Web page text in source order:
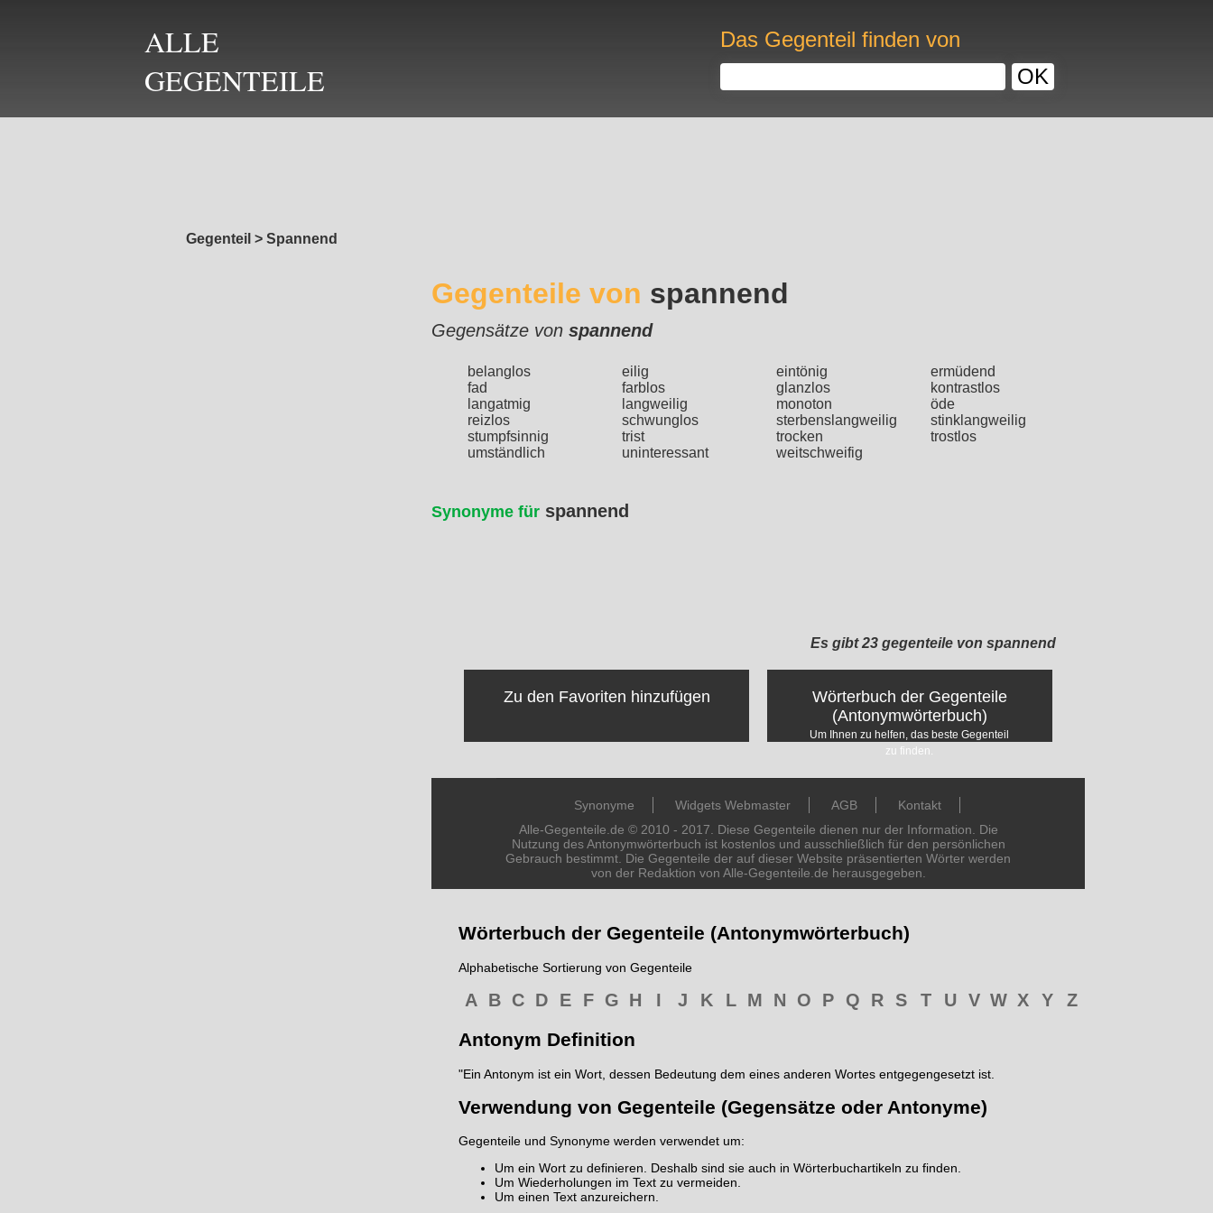
ALLE
GEGENTEILE
Das Gegenteil finden von
OK
Gegenteil > Spannend
Gegenteile von spannend
Gegensätze von spannend
belanglos eilig eintönig
ermüdend
fad
farblos glanzlos
kontrastlos
langatmig
langweilig monoton
öde
reizlos
schwunglos sterbenslangweilig
stinklangweilig
stumpfsinnig
trist trocken
trostlos
umständlich
uninteressant weitschweifig
Synonyme für spannend
Es gibt 23 gegenteile von spannend
Zu den Favoriten hinzufügen
Wörterbuch der Gegenteile
(Antonymwörterbuch)
Um Ihnen zu helfen, das beste Gegenteil
zu finden.
Synonyme Widgets Webmaster AGB
Kontakt
Alle-Gegenteile.de © 2010 - 2017. Diese Gegenteile dienen nur der Information. Die
Nutzung des Antonymwörterbuch ist kostenlos und ausschließlich für den persönlichen
Gebrauch bestimmt. Die Gegenteile der auf dieser Website präsentierten Wörter werden
von der Redaktion von Alle-Gegenteile.de herausgegeben.
Wörterbuch der Gegenteile (Antonymwörterbuch)
Alphabetische Sortierung von Gegenteile
A B C D E F G H I J K L M N O P Q R S T U V W X Y Z
Antonym Definition
"Ein Antonym ist ein Wort, dessen Bedeutung dem eines anderen Wortes entgegengesetzt ist.
Verwendung von Gegenteile (Gegensätze oder Antonyme)
Gegenteile und Synonyme werden verwendet um:
Um ein Wort zu definieren. Deshalb sind sie auch in Wörterbuchartikeln zu finden.
Um Wiederholungen im Text zu vermeiden.
Um einen Text anzureichern.